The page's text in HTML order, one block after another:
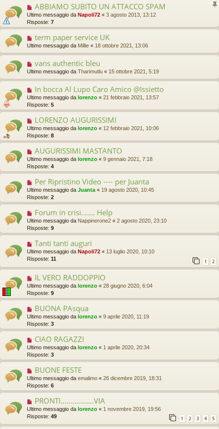
ABBIAMO SUBITO UN ATTACCO SPAM
Ultimo messaggio da Napoli72 « 3 agosto 2013, 13:12
Risposte: 7
term paper service UK
Ultimo messaggio da Millie « 18 ottobre 2021, 13:06
vans authentic bleu
Ultimo messaggio da Tharimutlu « 15 ottobre 2021, 5:19
In bocca Al Lupo Caro Amico @Issietto
Ultimo messaggio da lorenzo « 21 febbraio 2021, 13:57
Risposte: 5
LORENZO AUGURISSIMI
Ultimo messaggio da lorenzo « 12 febbraio 2021, 10:06
Risposte: 8
AUGURISSIMI MASTANTO
Ultimo messaggio da lorenzo « 9 gennaio 2021, 7:18
Risposte: 4
Per Ripristino Video ---- per Juanta
Ultimo messaggio da Juanta « 19 agosto 2020, 10:45
Risposte: 2
Forum in crisi....... Help
Ultimo messaggio da Nappinerone2 « 2 agosto 2020, 23:10
Risposte: 9
Tanti tanti auguri
Ultimo messaggio da Napoli72 « 13 luglio 2020, 10:10
Risposte: 11 1 2
IL VERO RADDOPPIO
Ultimo messaggio da lorenzo « 28 giugno 2020, 6:04
Risposte: 9
BUONA PAsqua
Ultimo messaggio da lorenzo « 9 aprile 2020, 11:19
Risposte: 3
CIAO RAGAZZI
Ultimo messaggio da lorenzo « 1 aprile 2020, 20:34
Risposte: 3
BUONE FESTE
Ultimo messaggio da emalimo « 26 dicembre 2019, 18:31
Risposte: 6
PRONTI.................VIA
Ultimo messaggio da lorenzo « 1 novembre 2019, 19:56
Risposte: 49 1 2 3 4 5